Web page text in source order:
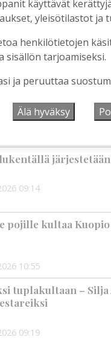
jälleen komeasti
09:14
pojille kultaa
10:55
tuplakultaan –
09:19
käyttävät
yleisötilastot ja
henkilötietojen
sisällön tarjoamiseksi.
ja peruuttaa
Älä hyväksy